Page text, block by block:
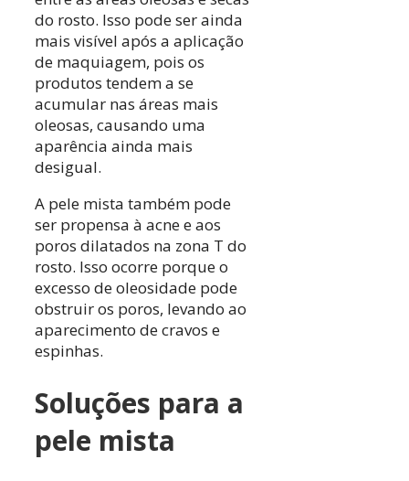
do rosto. Isso pode ser ainda
mais visível após a aplicação
de maquiagem, pois os
produtos tendem a se
acumular nas áreas mais
oleosas, causando uma
aparência ainda mais
desigual.
A pele mista também pode
ser propensa à acne e aos
poros dilatados na zona T do
rosto. Isso ocorre porque o
excesso de oleosidade pode
obstruir os poros, levando ao
aparecimento de cravos e
espinhas.
Soluções para a
pele mista